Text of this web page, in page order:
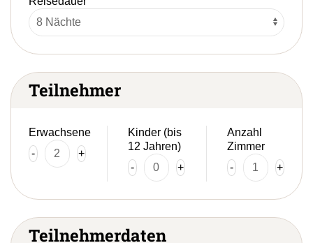
Teilnehmer
Erwachsene
-
+
Kinder (bis
12 Jahren)
-
+
Anzahl
Zimmer
-
+
Teilnehmerdaten